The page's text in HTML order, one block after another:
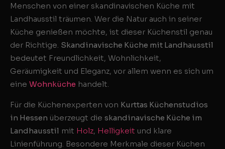
Menschen von einer skandinavischen Küche mit
Landhausstil träumen. Wer die Natur auch in seiner
Küche genießen möchte, ist dieser Küchenstil genau
der Richtige. Skandinavische Küche mit Landhausstil
bedeutet Freundlichkeit, Wohnlichkeit,
Geräumigkeit und Eleganz, vor allem wenn es sich um
eine Wohnküche handelt.
Für die Küchenexperten von Kurttas Küchenstudios
in Hessen überzeugt die skandinavische Küche im
Landhausstil mit Holz, Helligkeit und klare
Linienführung. Besondere Merkmale dieser Küchen